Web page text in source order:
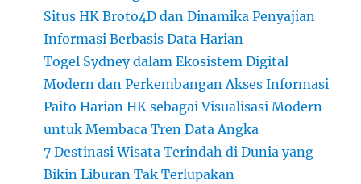
Situs HK Broto4D dan Dinamika Penyajian
Informasi Berbasis Data Harian
Togel Sydney dalam Ekosistem Digital
Modern dan Perkembangan Akses Informasi
Paito Harian HK sebagai Visualisasi Modern
untuk Membaca Tren Data Angka
7 Destinasi Wisata Terindah di Dunia yang
Bikin Liburan Tak Terlupakan